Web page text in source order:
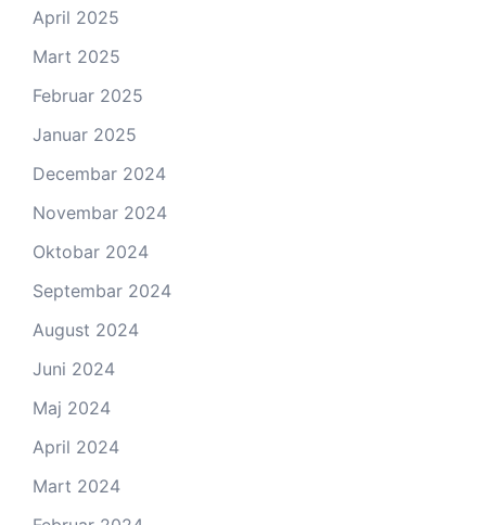
April 2025
Mart 2025
Februar 2025
Januar 2025
Decembar 2024
Novembar 2024
Oktobar 2024
Septembar 2024
August 2024
Juni 2024
Maj 2024
April 2024
Mart 2024